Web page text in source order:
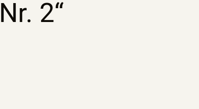
2“